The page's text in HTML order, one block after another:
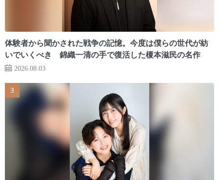
体験者から聞かされた戦争の記憶。今度は僕らの世代が紡
いでいくべき 錦織一清の手で復活した榎本滋民の名作
2026.08.03